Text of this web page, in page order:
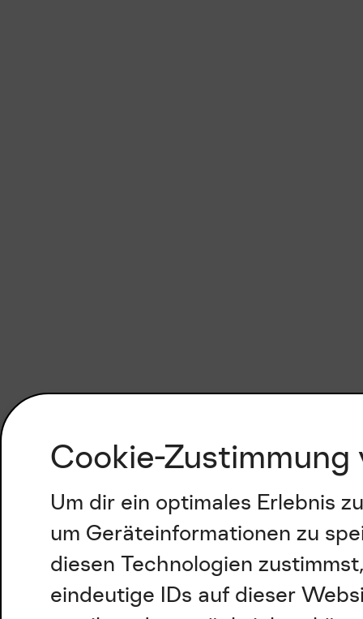
Cookie-
Um dir ein optimales Erlebnis
um Geräteinformationen zu
diesen Technologien
eindeutige IDs auf dieser